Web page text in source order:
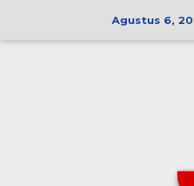
Agustus 6,